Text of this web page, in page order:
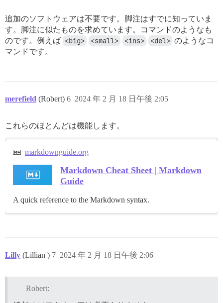
追加のソフトウェアは不要です。脚注はすでに知っていま
す。脚注に似たものを求めています。コマンドのようなも
のです。例えば <big> <small> <ins> <del> のようなコ
マンドです。
merefield (Robert) 2024 年 2 月 18 日午後 2:05
6
これらのほとんどは機能します。
markdownguide.org
Markdown Cheat Sheet | Markdown
Guide
A quick reference to the Markdown syntax.
Lilly (Lillian ) 2024 年 2 月 18 日午後 2:06
7
Robert: